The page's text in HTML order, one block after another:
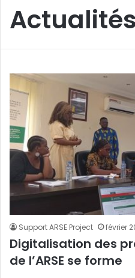
Actualités
Support ARSE Project février
Digitalisation des
de l’ARSE se forme